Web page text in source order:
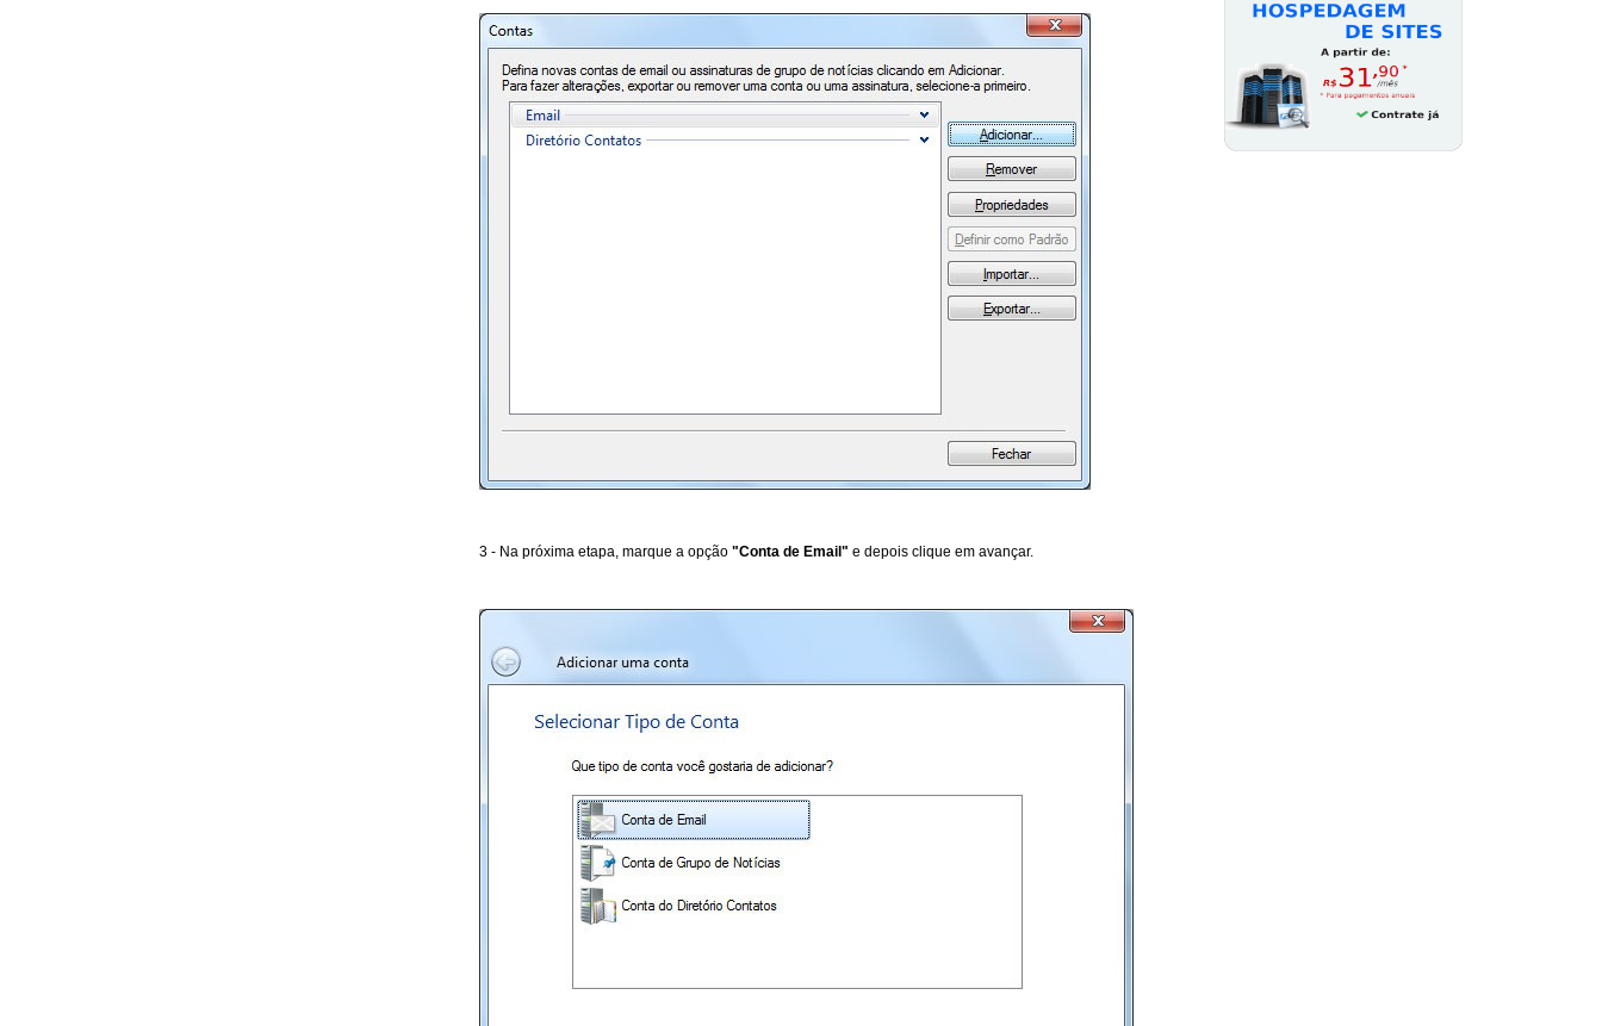
3 - Na próxima etapa, marque a opção "Conta de Email" e depois clique em avançar.